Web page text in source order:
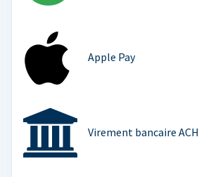
Apple Pay
Virement bancaire